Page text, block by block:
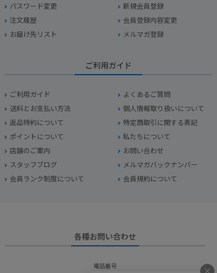
パスワード変更
新規会員登録
注文履歴
会員登録内容変更
お届け先リスト
メルマガ登録
ご利用ガイド
ご利用ガイド
よくあるご質問
送料とお支払い方法
個人情報取り扱いについて
返品特約について
特定商取引に関する表記
ポイントについて
私たちについて
店舗のご案内
お問い合わせ
スタッフブログ
メルマガバックナンバー
会員ランク制度について
会員規約について
各種お問い合わせ
電話番号